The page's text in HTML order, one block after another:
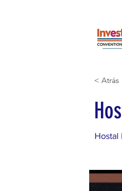
< Atrás
Hostal